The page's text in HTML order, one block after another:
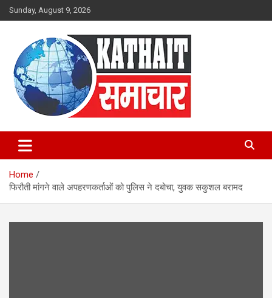
Skip
to
Sunday, August 9, 2026
Kathait Samachar – Latest
Uttarakhand News in Hindi,
Uttarakhand News Headlines
Home
फिरौती मांगने वाले अपहरणकर्ताओं को पुलिस ने दबोचा, युवक सकुशल बरामद